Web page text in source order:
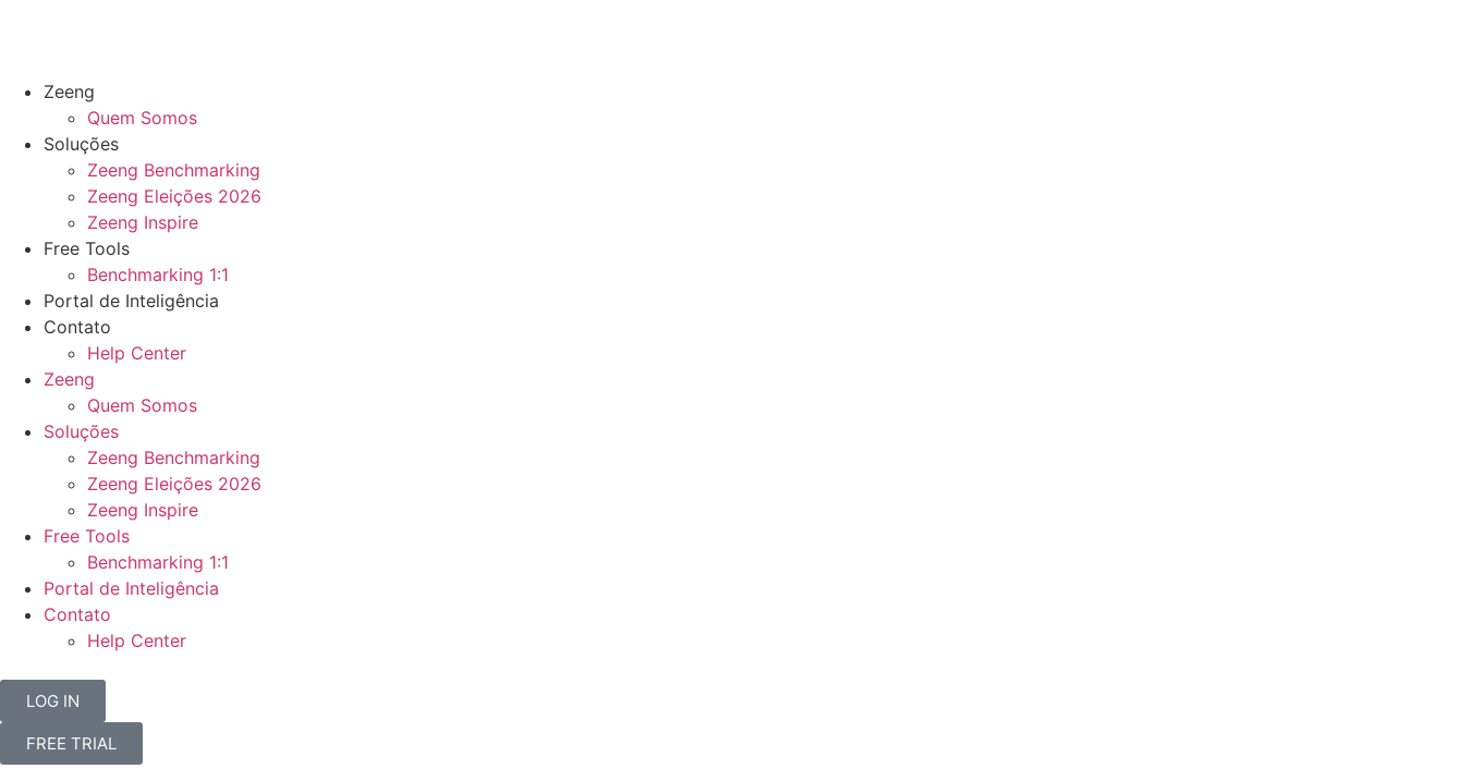
Zeeng
Quem Somos
Soluções
Zeeng Benchmarking
Zeeng Eleições 2026
Zeeng Inspire
Free Tools
Benchmarking 1:1
Portal de Inteligência
Contato
Help Center
Zeeng
Quem Somos
Soluções
Zeeng Benchmarking
Zeeng Eleições 2026
Zeeng Inspire
Free Tools
Benchmarking 1:1
Portal de Inteligência
Contato
Help Center
LOG IN
FREE TRIAL